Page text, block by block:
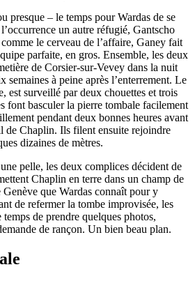
presque – le temps pour Wardas de se
un autre réfugié, Gantscho
le cerveau de l’affaire, Ganey fait
parfaite, en gros. Ensemble, les deux
de Corsier-sur-Vevey dans la nuit
semaines à peine après l’enterrement. Le
est surveillé par deux chouettes et trois
font basculer la pierre tombale facilement
pendant deux bonnes heures avant
de Chaplin. Ils filent ensuite rejoindre
dizaines de mètres.
pelle, les deux complices décident de
Chaplin en terre dans un champ de
Genève que Wardas connaît pour y
de refermer la tombe improvisée, les
de prendre quelques photos,
de rançon. Un bien beau plan.